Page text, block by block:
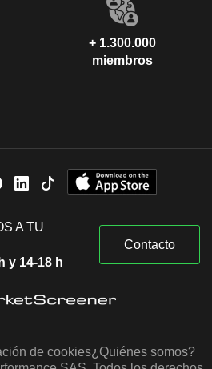
+ 1.300.000
miembros
A TU
y 14-18 h
Contacto
de cookies¿Quiénes somos?